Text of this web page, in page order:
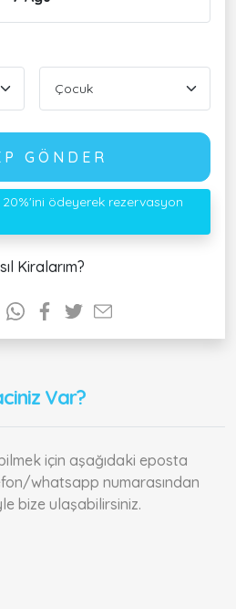
GÖNDER
ödeyerek rezervasyon
Kiralarım?
Var?
için aşağıdaki eposta
whatsapp numarasından
bize ulaşabilirsiniz.